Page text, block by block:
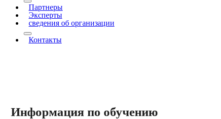
More about: Проекты
Партнеры
Эксперты
сведения об организации
More about: сведения об организации
Контакты
Информация по обучению